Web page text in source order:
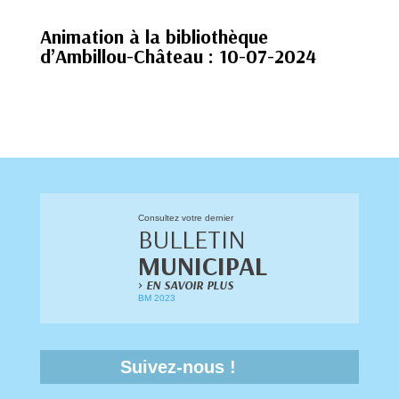
Animation à la bibliothèque
d’Ambillou-Château : 10-07-2024
Consultez votre dernier
BULLETIN
MUNICIPAL
> EN SAVOIR PLUS
BM 2023
Suivez-nous !